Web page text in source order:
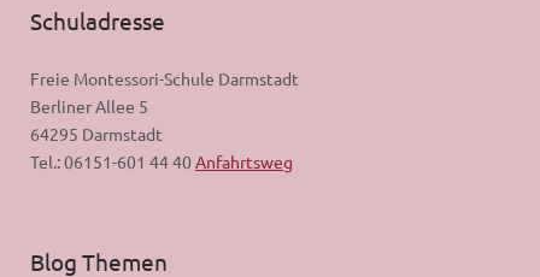
Schuladresse
Freie Montessori-Schule Darmstadt
Berliner Allee 5
64295 Darmstadt
Tel.: 06151-601 44 40Anfahrtsweg
Blog Themen